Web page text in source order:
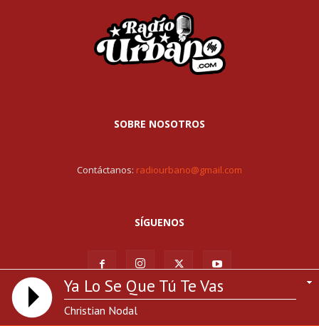
SOBRE NOSOTROS
Contáctanos: radiourbano@gmail.com
SÍGUENOS
© Todos los derechos reservados RadioUrbano.com | Hosting por:
Ya Lo Se Que Tú Te Vas
Christian Nodal